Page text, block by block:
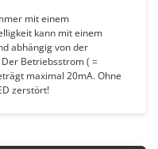
mit einem
kann mit einem
abhängig von der
Betriebsstrom ( =
maximal 20mA. Ohne
zerstört!